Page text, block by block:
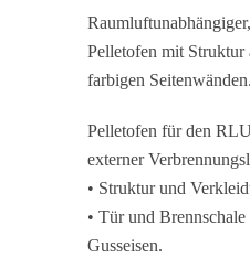
Pelletofen mit Struktur
farbigen Seitenwänden.
Pelletofen für den
externer
• Struktur und
• Tür und Brennschale
Gusseisen.